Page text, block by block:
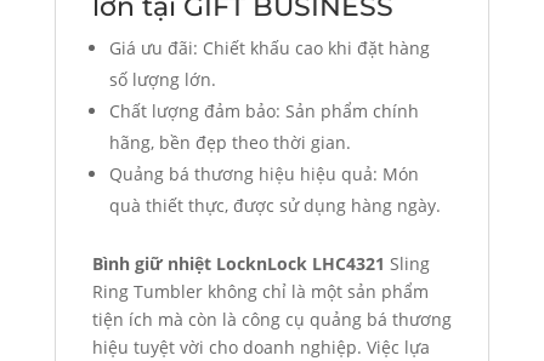
Giá ưu đãi: Chiết khấu cao khi đặt hàng
số lượng lớn.
Chất lượng đảm bảo: Sản phẩm chính
hãng, bền đẹp theo thời gian.
Quảng bá thương hiệu hiệu quả: Món
quà thiết thực, được sử dụng hàng ngày.
Bình giữ nhiệt LocknLock LHC4321 Sling
Ring Tumbler không chỉ là một sản phẩm
tiện ích mà còn là công cụ quảng bá thương
hiệu tuyệt vời cho doanh nghiệp. Việc lựa